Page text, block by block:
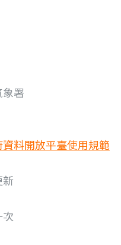
署
料開放平臺使用規範